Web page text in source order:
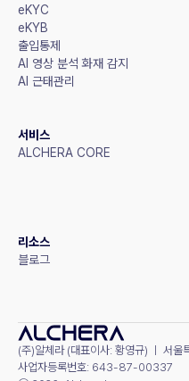
eKYC
eKYB
출입통제
AI 영상 분석 화재 감지
AI 근태관리
서비스
ALCHERA CORE
리소스
블로그
(주)알체라 (대표이사: 황영규) ㅣ 서울
사업자등록번호: 643-87-00337